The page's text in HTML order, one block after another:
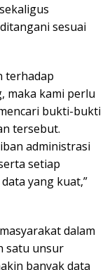
sesuai
terhadap
maka kami perlu
bukti-bukti
tersebut.
administrasi
setiap
yang kuat,”
dalam
satu unsur
banyak data